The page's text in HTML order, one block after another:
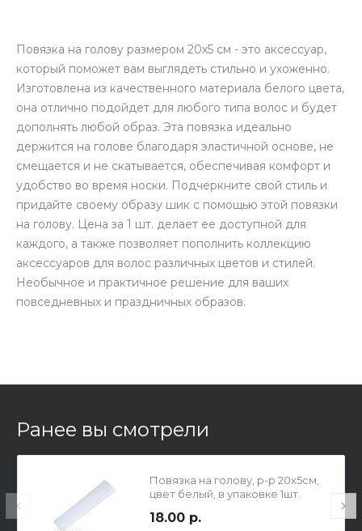
Повязка на голову размером 20х5 см - это аксессуар,
который поможет вам выглядеть стильно и ухоженно.
Изготовлена из качественного материала белого цвета,
она отлично подойдет для любого типа волос и будет
дополнять любой образ. Эта повязка идеально
держится на голове благодаря эластичной основе, не
смещается и не скатывается, обеспечивая комфорт и
удобство во время носки. Подчеркните свой стиль и
придайте своему образу шик с помощью этой повязки
на голову. Цена за 1 шт. делает ее доступной для
каждого, а также позволяет пополнить коллекцию
аксессуаров для волос различных цветов и стилей.
Необычное и практичное решение для ваших
повседневных и праздничных образов.
Ранее вы смотрели
Повязка на голову, р-р 20х5см,
цвет белый, в упаковке 1шт.
18.00 р.